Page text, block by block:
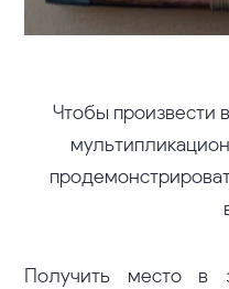
Чтобы произвести
Получить место в